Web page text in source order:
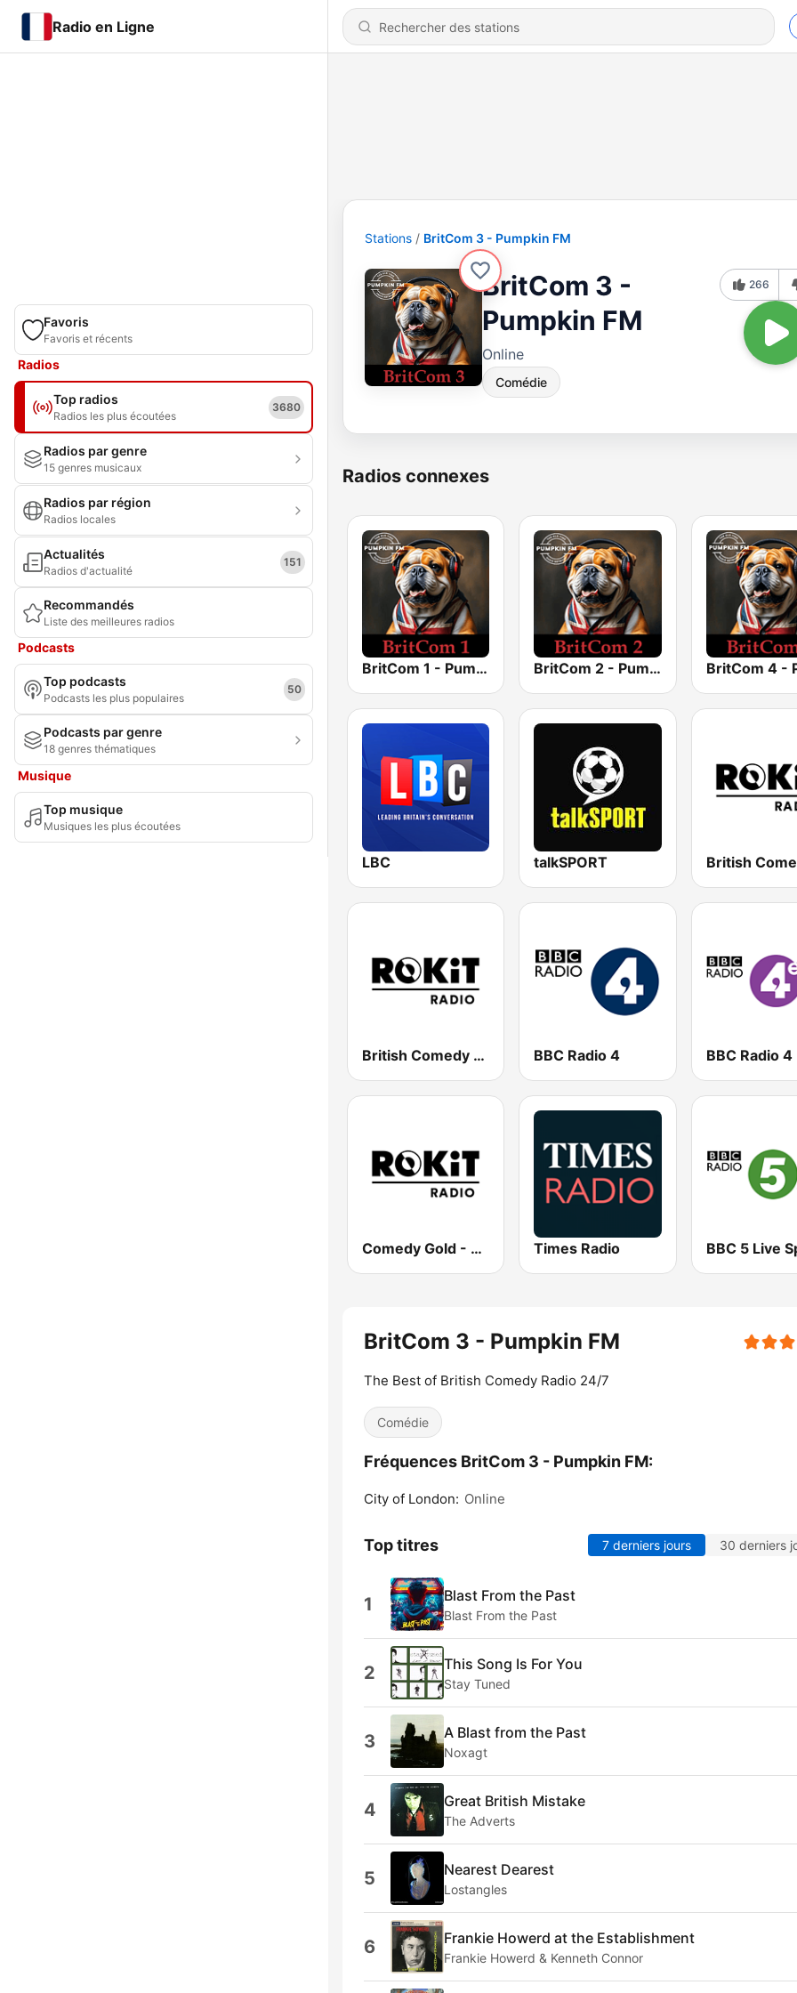
Radio en Ligne
Favoris
Favoris et récents
Radios
Top radios
Radios les plus écoutées
3680
Radios par genre
15 genres musicaux
Radios par région
Radios locales
Actualités
Radios d'actualité
151
Recommandés
Liste des meilleures radios
Podcasts
Top podcasts
Podcasts les plus populaires
50
Podcasts par genre
18 genres thématiques
Musique
Top musique
Musiques les plus écoutées
Stations BritCom 3 - Pumpkin FM
BritCom 3 -
Pumpkin FM
Online
Comédie
266
Radios connexes
BritCom 1 - Pumpkin FM BritCom 2 - Pumpkin FM
LBC talkSPORT
British Comedy 1 - ROKiT Radio Network BBC Radio 4 BBC Radio 4
Comedy Gold - ROKiT Radio Network Times Radio
BritCom 3 - Pumpkin FM
The Best of British Comedy Radio 24/7
Comédie
Fréquences BritCom 3 - Pumpkin FM:
City of London: Online
Top titres 7 derniers jours 30 derniers
1 Blast From the Past
Blast From the Past
2 This Song Is For You
Stay Tuned
3 A Blast from the Past
Noxagt
4 Great British Mistake
The Adverts
5 Nearest Dearest
Lostangles
6 Frankie Howerd at the Establishment
Frankie Howerd & Kenneth Connor